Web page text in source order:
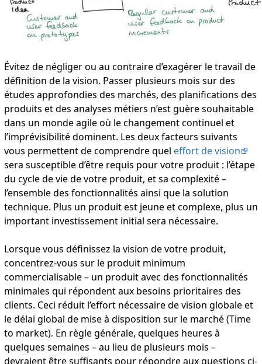
Évitez de négliger ou au contraire d’exagérer le travail de
définition de la vision. Passer plusieurs mois sur des
études approfondies des marchés, des planifications des
produits et des analyses métiers n’est guère souhaitable
dans un monde agile où le changement continuel et
l’imprévisibilité dominent. Les deux facteurs suivants
vous permettent de comprendre quel effort de vision
sera susceptible d’être requis pour votre produit : l’étape
du cycle de vie de votre produit, et sa complexité –
l’ensemble des fonctionnalités ainsi que la solution
technique. Plus un produit est jeune et complexe, plus un
important investissement initial sera nécessaire.
Lorsque vous définissez la vision de votre produit,
concentrez-vous sur le produit minimum
commercialisable – un produit avec des fonctionnalités
minimales qui répondent aux besoins prioritaires des
clients. Ceci réduit l’effort nécessaire de vision globale et
le délai global de mise à disposition sur le marché (Time
to market). En règle générale, quelques heures à
quelques semaines – au lieu de plusieurs mois –
devraient être suffisants pour répondre aux questions ci-